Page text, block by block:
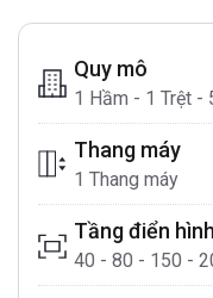
Quy mô
1 Hầm - 1 Trệt -
Thang máy
1 Thang máy
Tầng điển hình
40 - 80 - 150 -